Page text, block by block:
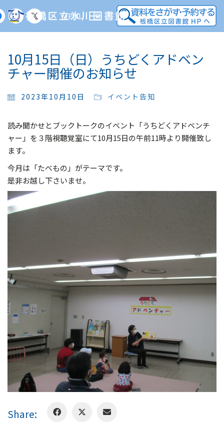
MENU
10月15日（日）うちどくアドベン
チャー開催のお知らせ
2023年10月10日 イベント告知
読み聞かせとブックトークのイベント「うちどくアドベンチ
ャー」を３階視聴覚室にて10月15日の午前11時より開催致し
ます。
今月は「たべもの」がテーマです。
是非お越し下さいませ。
Share: